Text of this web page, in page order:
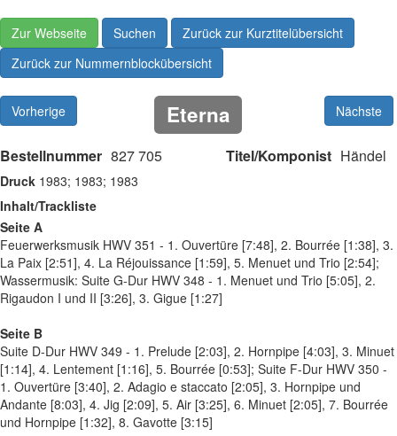
Zur Webseite Suchen
Zurück zur Kurztitelübersicht
Zurück zur Nummernblockübersicht
Vorherige Eterna Nächste
Bestellnummer 827 705 Titel/Komponist Händel
Druck 1983; 1983; 1983
Inhalt/Trackliste
Seite A
Feuerwerksmusik HWV 351 - 1. Ouvertüre [7:48], 2. Bourrée [1:38], 3.
La Paix [2:51], 4. La Réjouissance [1:59], 5. Menuet und Trio [2:54];
Wassermusik: Suite G-Dur HWV 348 - 1. Menuet und Trio [5:05], 2.
Rigaudon I und II [3:26], 3. Gigue [1:27]
Seite B
Suite D-Dur HWV 349 - 1. Prelude [2:03], 2. Hornpipe [4:03], 3. Minuet
[1:14], 4. Lentement [1:16], 5. Bourrée [0:53]; Suite F-Dur HWV 350 -
1. Ouvertüre [3:40], 2. Adagio e staccato [2:05], 3. Hornpipe und
Andante [8:03], 4. Jig [2:09], 5. Air [3:25], 6. Minuet [2:05], 7. Bourrée
und Hornpipe [1:32], 8. Gavotte [3:15]